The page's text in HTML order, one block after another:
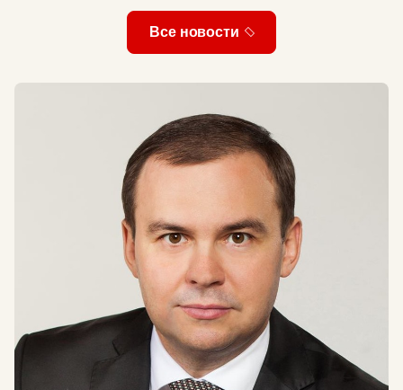
Все новости